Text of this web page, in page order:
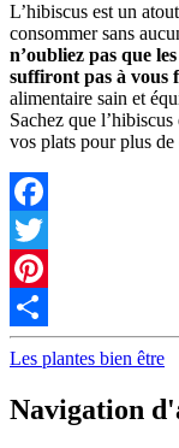
L’hibiscus est un
consommer sans
n’oubliez pas que
suffiront pas à vous
alimentaire sain et
Sachez que
vos plats pour plus
Facebook
Twitter
Pinterest
Partager
Les plantes bien être
Navigation